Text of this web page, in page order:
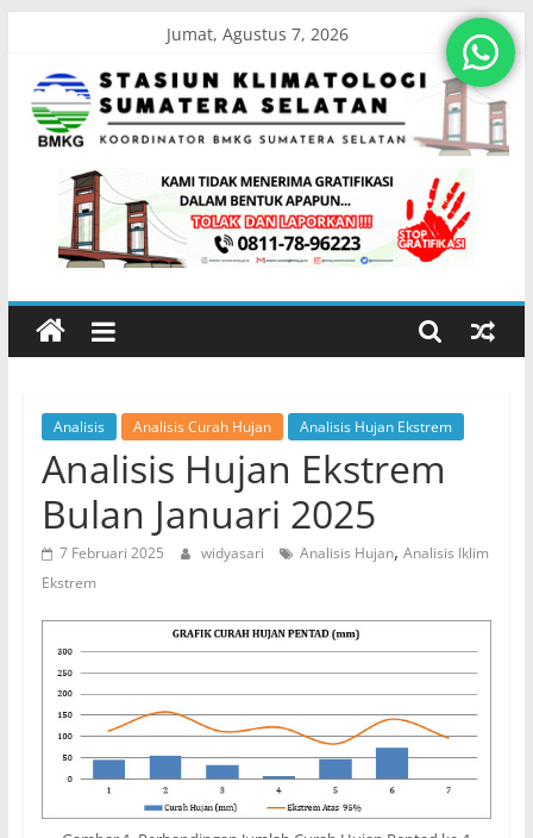
content
Jumat, Agustus 7, 2026
Stasiun
Klimatologi
Sumatera
Koordinator
BMKG
Sumatera
Selatan
Analisis Analisis Curah Hujan Analisis Hujan Ekstrem
Analisis Hujan Ekstrem
Bulan Januari 2025
7 Februari 2025 widyasari Analisis Hujan, Analisis Iklim
Ekstrem